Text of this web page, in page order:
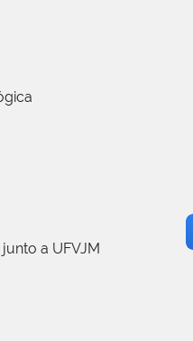
a UFVJM